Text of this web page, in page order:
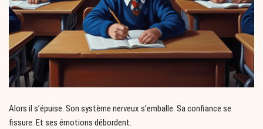
Alors il s’épuise. Son système nerveux s’emballe. Sa confiance se
fissure. Et ses émotions débordent.